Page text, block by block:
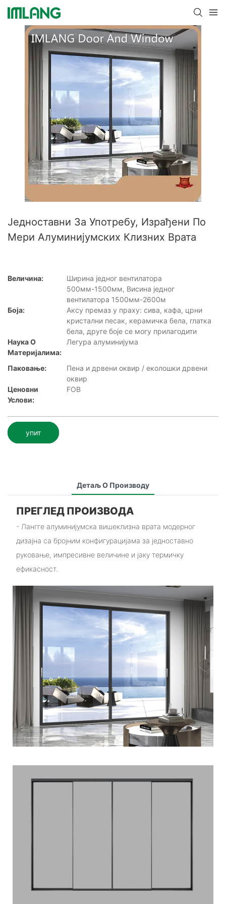
Једноставни За Употребу, Израђени По
Мери Алуминијумских Клизних Врата
Величина:
Ширина једног вентилатора
500мм-1500мм, Висина једног
вентилатора 1500мм-2600м
Боја:
Аксу премаз у праху: сива, кафа, црни
кристални песак, керамичка бела, глатка
бела, друге боје се могу прилагодити
Наука О
Материјалима:
Легура алуминијума
Паковање:
Пена и дрвени оквир / еколошки дрвени
оквир
Ценовни
Услови:
FOB
упит
Детаљ О Производу
ПРЕГЛЕД ПРОИЗВОДА
- Лангге алуминијумска вишеклизна врата модерног
дизајна са бројним конфигурацијама за једноставно
руковање, импресивне величине и јаку термичку
ефикасност.